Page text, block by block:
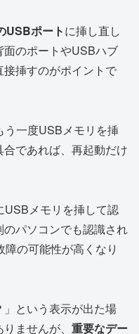
USBポートに挿し直し
のポートやUSBハブ
挿すのがポイントで
う一度USBメモリを挿
であれば、再起動だけ
USBメモリを挿して認
パソコンでも認識され
の可能性が高くなり
という表示が出た場
ませんが、 重要なデー